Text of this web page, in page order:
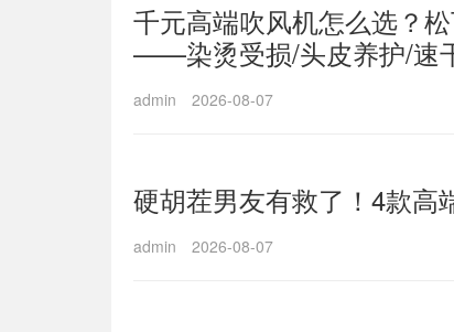
千元高端吹风机怎么选？
——染烫受损/头皮养护/速
admin 2026-08-07
硬胡茬男友有救了！4款高
admin 2026-08-07